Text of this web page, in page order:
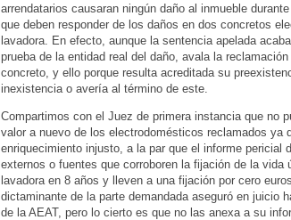
arrendatarios causaran ningún daño al inmueble
que deben responder de los daños en dos concretos
lavadora. En efecto, aunque la sentencia apelada
prueba de la entidad real del daño, avala la
concreto, y ello porque resulta acreditada su
inexistencia o avería al término de este.
Compartimos con el Juez de primera instancia que no
valor a nuevo de los electrodomésticos reclamados ya
enriquecimiento injusto, a la par que el informe pericial
externos o fuentes que corroboren la fijación de la
lavadora en 8 años y lleven a una fijación por cero
dictaminante de la parte demandada aseguró en juicio
de la AEAT, pero lo cierto es que no las anexa a su